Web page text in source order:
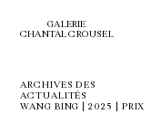
GALERIE
CHANTAL CROUSEL
ARCHIVES DES
ACTUALITÉS
WANG BING | 2025 | PRIX